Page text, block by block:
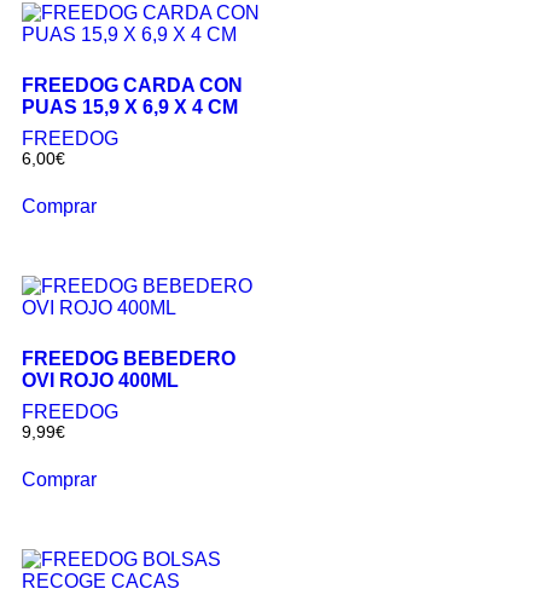
FREEDOG CARDA CON
PUAS 15,9 X 6,9 X 4 CM
FREEDOG
6,00€
Comprar
FREEDOG BEBEDERO
OVI ROJO 400ML
FREEDOG
9,99€
Comprar